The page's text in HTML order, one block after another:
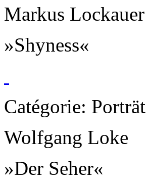
Markus Lockauer
»Shyness«
Catégorie: Porträt
Wolfgang Loke
»Der Seher«